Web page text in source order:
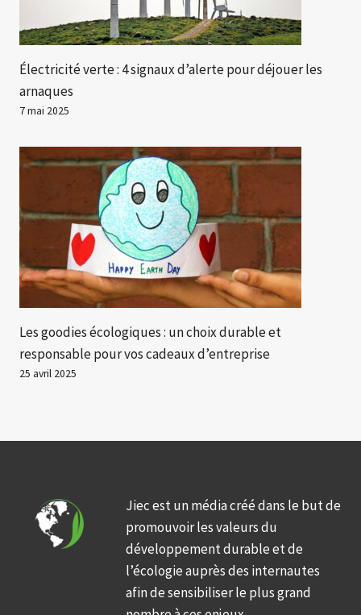
Électricité verte : 4 signaux d’alerte pour déjouer les
arnaques
7 mai 2025
Les goodies écologiques : un choix durable et
responsable pour vos cadeaux d’entreprise
25 avril 2025
Jiec est un média créé dans le but de
promouvoir les valeurs du
développement durable et de
l’écologie auprès des internautes
afin de sensibiliser le plus grand